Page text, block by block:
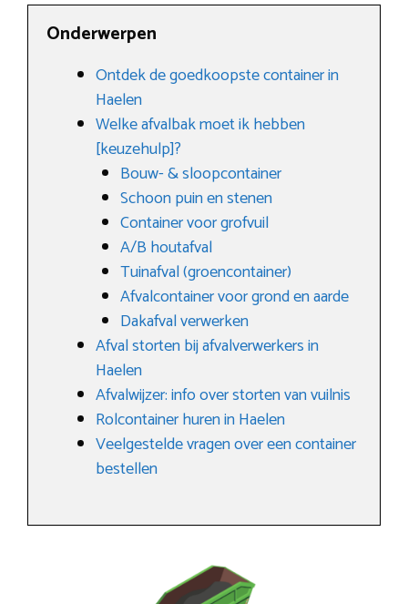
Onderwerpen
Ontdek de goedkoopste container in
Haelen
Welke afvalbak moet ik hebben
[keuzehulp]?
Bouw- & sloopcontainer
Schoon puin en stenen
Container voor grofvuil
A/B houtafval
Tuinafval (groencontainer)
Afvalcontainer voor grond en aarde
Dakafval verwerken
Afval storten bij afvalverwerkers in
Haelen
Afvalwijzer: info over storten van vuilnis
Rolcontainer huren in Haelen
Veelgestelde vragen over een container
bestellen